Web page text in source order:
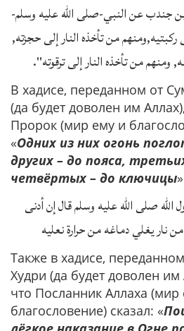
عن النبي-صلى الله عليه وسلم-
من تأخذه النار إلى حجزته,
ومنهم من تأخذه النار إلى ترقوته".
В хадисе, переданном от
(да будет доволен им
Пророк (мир ему и
«Одних из них огонь
других – до пояса,
четвёртых – до ключицы
صلى الله عليه وسلم قال إن أدنى
نار يغلي دماغه من حرارة نعليه
Также в хадисе,
Худри (да будет доволен им
что Посланник Аллаха (мир
благословение) сказал: «